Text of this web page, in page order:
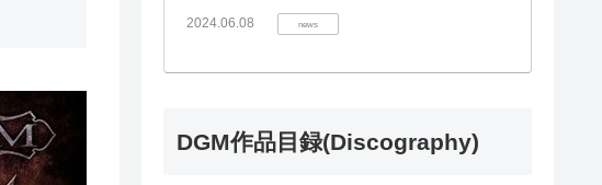
2024.06.08 news
DGM作品目録(Discography)